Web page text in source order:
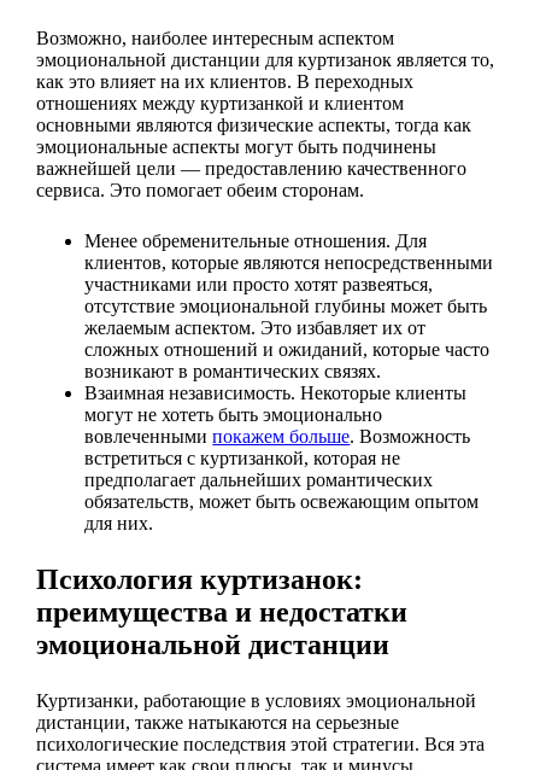
Возможно, наиболее интересным аспектом
эмоциональной дистанции для куртизанок является то,
как это влияет на их клиентов. В переходных
отношениях между куртизанкой и клиентом
основными являются физические аспекты, тогда как
эмоциональные аспекты могут быть подчинены
важнейшей цели — предоставлению качественного
сервиса. Это помогает обеим сторонам.
Менее обременительные отношения. Для
клиентов, которые являются непосредственными
участниками или просто хотят развеяться,
отсутствие эмоциональной глубины может быть
желаемым аспектом. Это избавляет их от
сложных отношений и ожиданий, которые часто
возникают в романтических связях.
Взаимная независимость. Некоторые клиенты
могут не хотеть быть эмоционально
вовлеченнымипокажем больше. Возможность
встретиться с куртизанкой, которая не
предполагает дальнейших романтических
обязательств, может быть освежающим опытом
для них.
Психология куртизанок:
преимущества и недостатки
эмоциональной дистанции
Куртизанки, работающие в условиях эмоциональной
дистанции, также натыкаются на серьезные
психологические последствия этой стратегии. Вся эта